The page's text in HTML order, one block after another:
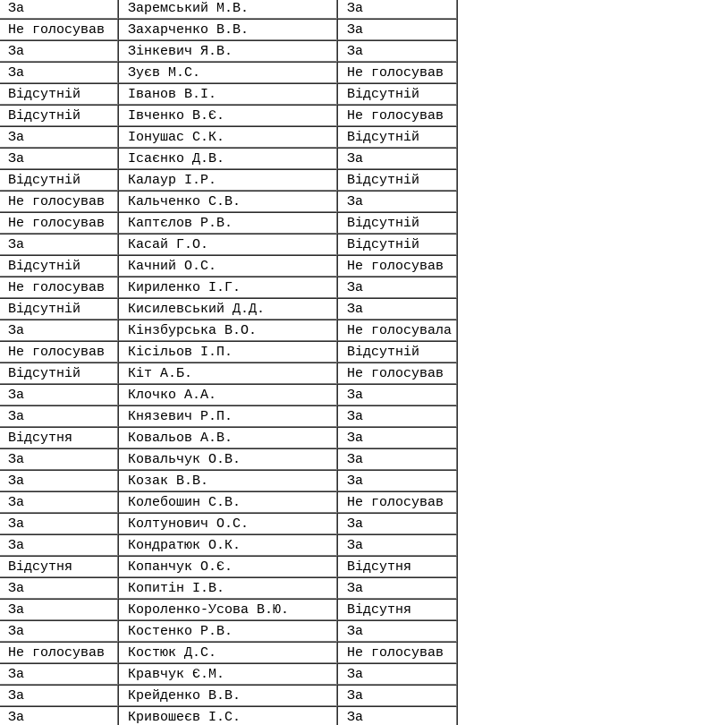
За Заремський М.В.
За
Не голосував Захарченко В.В.
За
За Зінкевич Я.В.
За
За Зуєв М.С.
Не голосував
Відсутній Іванов В.І.
Відсутній
Відсутній Івченко В.Є.
Не голосував
За Іонушас С.К.
Відсутній
За Ісаєнко Д.В.
За
Відсутній Калаур І.Р.
Відсутній
Не голосував Кальченко С.В.
За
Не голосував Каптєлов Р.В.
Відсутній
За Касай Г.О.
Відсутній
Відсутній Качний О.С.
Не голосував
Не голосував Кириленко І.Г.
За
Відсутній Кисилевський Д.Д.
За
За Кінзбурська В.О.
Не голосувала
Не голосував Кісільов І.П.
Відсутній
Відсутній Кіт А.Б.
Не голосував
За Клочко А.А.
За
За Князевич Р.П.
За
Відсутня Ковальов А.В.
За
За Ковальчук О.В.
За
За Козак В.В.
За
За Колебошин С.В.
Не голосував
За Колтунович О.С.
За
За Кондратюк О.К.
За
Відсутня Копанчук О.Є.
Відсутня
За Копитін І.В.
За
За Короленко-Усова В.Ю.
Відсутня
За Костенко Р.В.
За
Не голосував Костюк Д.С.
Не голосував
За Кравчук Є.М.
За
За Крейденко В.В.
За
За Кривошеєв І.С.
За